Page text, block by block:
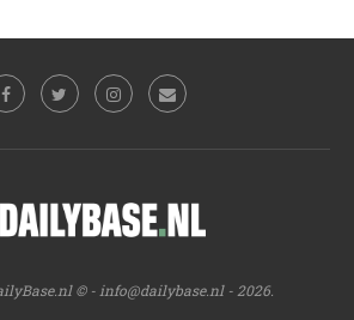
© - info@dailybase.nl- 2026.